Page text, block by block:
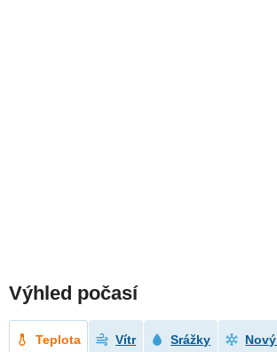
Výhled počasí
Teplota Vítr Srážky